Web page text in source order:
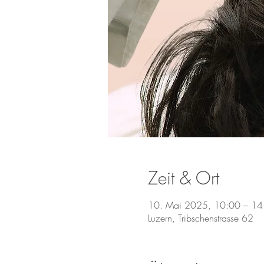
Zeit & Ort
10. Mai 2025, 10:00 –
Luzern, Tribschenstrasse 62